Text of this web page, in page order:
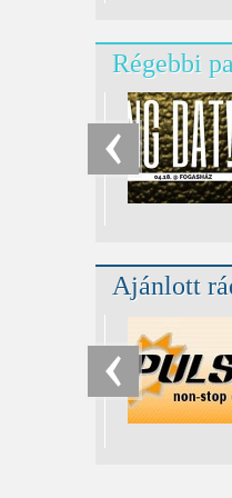
Régebbi
Ajánlott